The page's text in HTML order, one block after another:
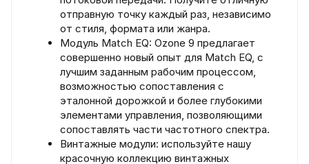
отправную точку каждый раз, независимо
от стиля, формата или жанра.
Модуль Match EQ: Ozone 9 предлагает
совершенно новый опыт для Match EQ, с
лучшим заданным рабочим процессом,
возможностью сопоставления с
эталонной дорожкой и более глубокими
элементами управления, позволяющими
сопоставлять части частотного спектра.
Винтажные модули: используйте нашу
красочную коллекцию винтажных